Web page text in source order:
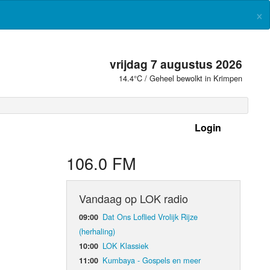
×
vrijdag 7 augustus 2026
14.4°C / Geheel bewolkt in Krimpen
Login
106.0 FM
Vandaag op LOK radio
09:00 Dat Ons Loflied Vrolijk Rijze
(herhaling)
10:00 LOK Klassiek
11:00 Kumbaya - Gospels en meer